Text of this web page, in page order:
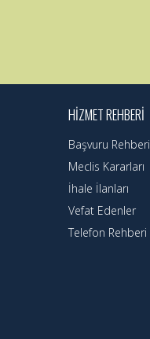
HIZMET REHBERI
Başvuru Rehberi
Meclis Kararları
İhale İlanları
Vefat Edenler
Telefon Rehberi